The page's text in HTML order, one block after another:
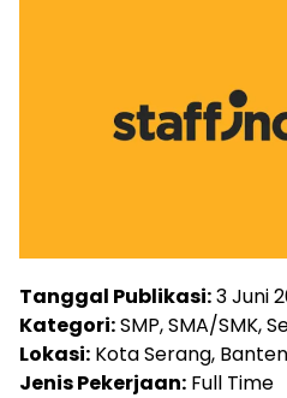
Tanggal Publikasi:3 Juni
Kategori:SMP, SMA/SMK,
Lokasi: Kota Serang, Banten
Jenis Pekerjaan: Full Time